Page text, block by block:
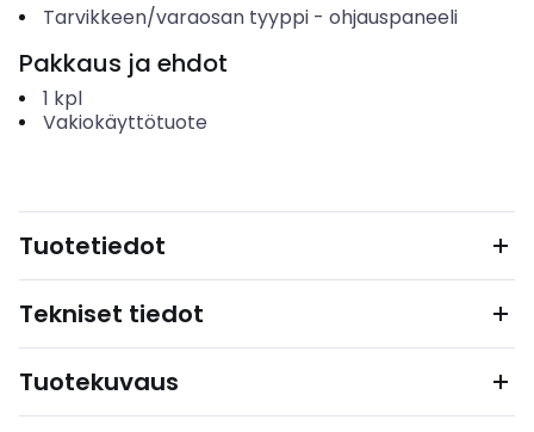
Tarvikkeen/varaosan tyyppi- ohjauspaneeli
Pakkaus ja ehdot
1 kpl
Vakiokäyttötuote
Tuotetiedot
Tekniset tiedot
Tuotekuvaus